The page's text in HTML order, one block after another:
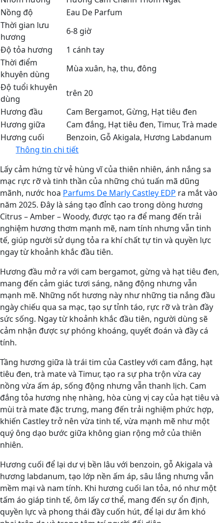
Nồng độ
Eau De Parfum
Thời gian lưu
hương
6-8 giờ
Độ tỏa hương
1 cánh tay
Thời điểm
khuyên dùng
Mùa xuân, hạ, thu, đông
Độ tuổi khuyên
dùng
trên 20
Hương đầu
Cam Bergamot, Gừng, Hạt tiêu đen
Hương giữa
Cam đắng, Hạt tiêu đen, Timur, Trà made
Hương cuối
Benzoin, Gỗ Akigala, Hương Labdanum
Thông tin chi tiết
Lấy cảm hứng từ vẻ hùng vĩ của thiên nhiên, ánh nắng sa
mạc rực rỡ và tinh thần của những chú tuấn mã dũng
mãnh, nước hoa Parfums De Marly Castley EDP ra mắt vào
năm 2025. Đây là sáng tạo đỉnh cao trong dòng hương
Citrus – Amber – Woody, được tạo ra để mang đến trải
nghiệm hương thơm mạnh mẽ, nam tính nhưng vẫn tinh
tế, giúp người sử dụng tỏa ra khí chất tự tin và quyền lực
ngay từ khoảnh khắc đầu tiên.
Hương đầu mở ra với cam bergamot, gừng và hạt tiêu đen,
mang đến cảm giác tươi sáng, năng động nhưng vẫn
mạnh mẽ. Những nốt hương này như những tia nắng đầu
ngày chiếu qua sa mạc, tạo sự tỉnh táo, rực rỡ và tràn đầy
sức sống. Ngay từ khoảnh khắc đầu tiên, người dùng sẽ
cảm nhận được sự phóng khoáng, quyết đoán và đầy cá
tính.
Tầng hương giữa là trái tim của Castley với cam đắng, hạt
tiêu đen, trà mate và Timur, tạo ra sự pha trộn vừa cay
nồng vừa ấm áp, sống động nhưng vẫn thanh lịch. Cam
đắng tỏa hương nhẹ nhàng, hòa cùng vị cay của hạt tiêu và
mùi trà mate đặc trưng, mang đến trải nghiệm phức hợp,
khiến Castley trở nên vừa tinh tế, vừa mạnh mẽ như một
quý ông dạo bước giữa không gian rộng mở của thiên
nhiên.
Hương cuối để lại dư vị bền lâu với benzoin, gỗ Akigala và
hương labdanum, tạo lớp nền ấm áp, sâu lắng nhưng vẫn
mềm mại và nam tính. Khi hương cuối lan tỏa, nó như một
tấm áo giáp tinh tế, ôm lấy cơ thể, mang đến sự ổn định,
quyền lực và phong thái đầy cuốn hút, để lại dư âm khó